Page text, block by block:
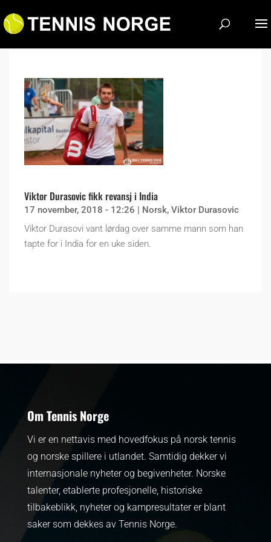
Viktor Durasovic fikk revansj i India
17 november, 2018 - 12:26 | Norsk, Viktor Durasovic
Viktor Durasovi vant lørdag over samme mann som han
tapte for i India for en uke siden.
Om Tennis Norge
Vi er en nettavis med hovedfokus på norsk tennis
og norske spillere i utlandet. Samtidig dekker vi
internasjonale nyheter og begivenheter. Norske
talenter, etablerte profesjonelle, historiske
tilbakeblikk, nyheter og kampresultater er blant
saker som dekkes av Tennis Norge.